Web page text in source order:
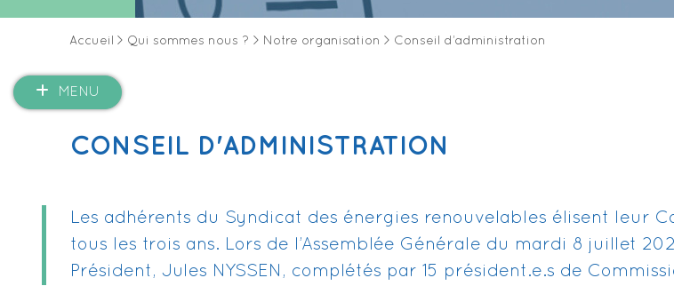
Accueil > Qui sommes nous ? > Notre organisation > Conseil d’administration
MENU
CONSEIL D'ADMINISTRATION
Les adhérents du Syndicat des énergies renouvelables élisent leur
tous les trois ans. Lors de l’Assemblée Générale du mardi 8 juillet
Président, Jules NYSSEN, complétés par 15 président.e.s de